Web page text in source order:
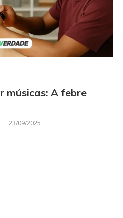
músicas: A febre
23/09/2025